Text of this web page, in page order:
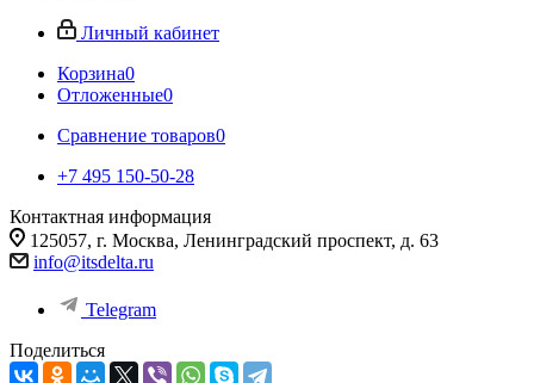
Личный кабинет
Корзина0
Отложенные0
Сравнение товаров0
+7 495 150-50-28
Контактная информация
125057, г. Москва, Ленинградский проспект, д. 63
info@itsdelta.ru
Telegram
Поделиться